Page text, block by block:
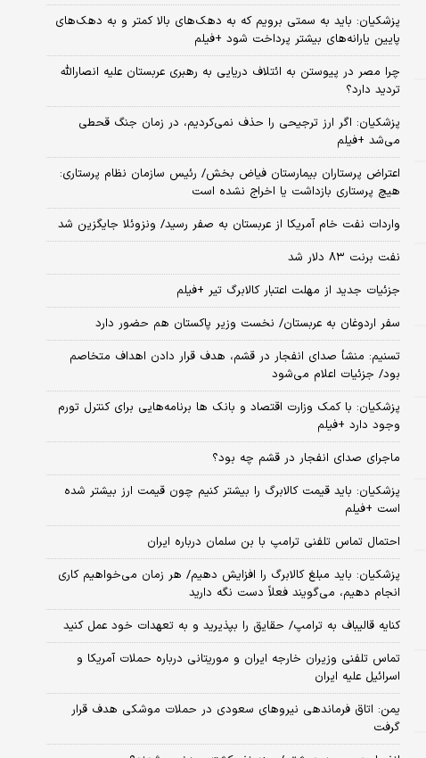
پزشکیان: باید به سمتی برویم که به دهک‌های بالا کمتر و به دهک‌های
پایین یارانه‌های بیشتر پرداخت شود +فیلم
چرا مصر در پیوستن به ائتلاف دریایی به رهبری عربستان علیه انصارالله
تردید دارد؟
پزشکیان: اگر ارز ترجیحی را حذف نمی‌کردیم، در زمان جنگ قحطی
می‌شد +فیلم
اعتراض پرستاران بیمارستان فیاض بخش/ رئیس سازمان نظام پرستاری:
هیچ پرستاری بازداشت یا اخراج نشده است
واردات نفت خام آمریکا از عربستان به صفر رسید/ ونزوئلا جایگزین شد
نفت برنت ۸۳ دلار شد
جزئیات جدید از مهلت اعتبار کالابرگ تیر +فیلم
سفر اردوغان به عربستان/ نخست وزیر پاکستان هم حضور دارد
تسنیم: منشأ صدای انفجار در قشم، هدف قرار دادن اهداف متخاصم
بود/ جزئیات اعلام می‌شود
پزشکیان: با کمک وزارت اقتصاد و بانک ها برنامه‌هایی برای کنترل تورم
وجود دارد +فیلم
ماجرای صدای انفجار در قشم چه بود؟
پزشکیان: باید قیمت کالابرگ را بیشتر کنیم چون قیمت ارز بیشتر شده
است +فیلم
احتمال تماس تلفنی ترامپ با بن سلمان درباره ایران
پزشکیان: باید مبلغ کالابرگ را افزایش دهیم/ هر زمان می‌خواهیم کاری
انجام دهیم، می‌گویند فعلاً دست نگه دارید
کنایه قالیباف به ترامپ/ حقایق را بپذیرید و به تعهدات خود عمل کنید
تماس تلفنی وزیران خارجه ایران و موریتانی درباره حملات آمریکا و
اسرائیل علیه ایران
یمن: اتاق فرماندهی نیروهای سعودی در حملات موشکی هدف قرار
گرفت